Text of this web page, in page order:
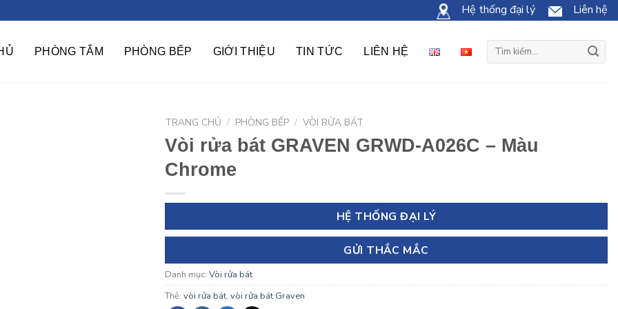
Hệ thống đại lý Liên hệ
PHÒNG TẮM PHÒNG BẾP GIỚI THIỆU TIN TỨC LIÊN HỆ
Tìm
TRANG CHỦ / PHÒNG BẾP / VÒI RỬA BÁT
Vòi rửa bát GRAVEN GRWD-A026C – Màu
Chrome
HỆ THỐNG ĐẠI LÝ
GỬI THẮC MẮC
Danh mục: Vòi rửa bát
Thẻ: vòi rửa bát, vòi rửa bát Graven